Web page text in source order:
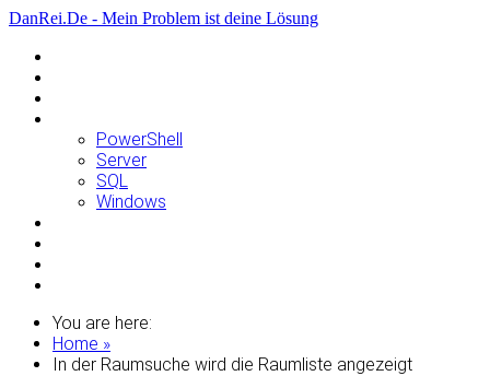
DanRei.De - Mein Problem ist deine Lösung
PowerShell
Server
SQL
Windows
You are here:
Home »
In der Raumsuche wird die Raumliste angezeigt